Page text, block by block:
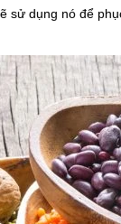
sử dụng nó để